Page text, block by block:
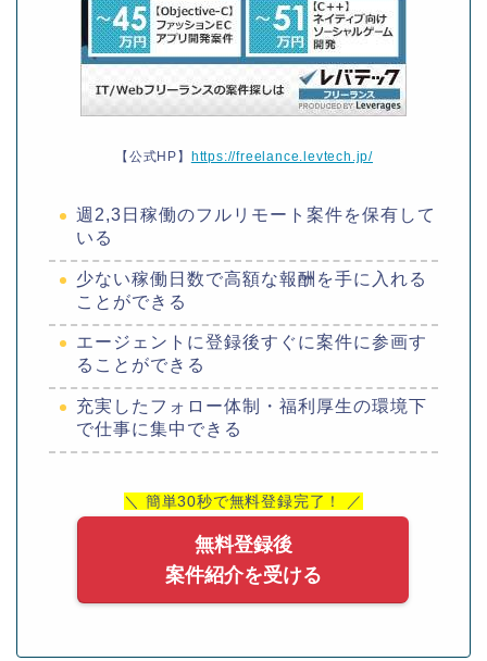
【公式HP】 https://freelance.levtech.jp/
週2,3日稼働のフルリモート案件を保有して
いる
少ない稼働日数で高額な報酬を手に入れる
ことができる
エージェントに登録後すぐに案件に参画す
ることができる
充実したフォロー体制・福利厚生の環境下
で仕事に集中できる
＼ 簡単30秒で無料登録完了！ ／
無料登録後
案件紹介を受ける